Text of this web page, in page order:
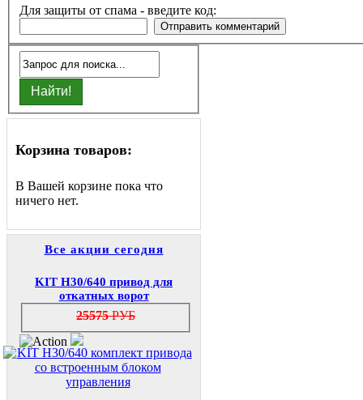
Для защиты от спама - введите код:
Корзина товаров:
В Вашей корзине пока что
ничего нет.
Все акции сегодня
KIT H30/640 привод для
откатных ворот
25575РУБ